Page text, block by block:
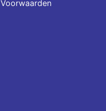
Voorwaarden